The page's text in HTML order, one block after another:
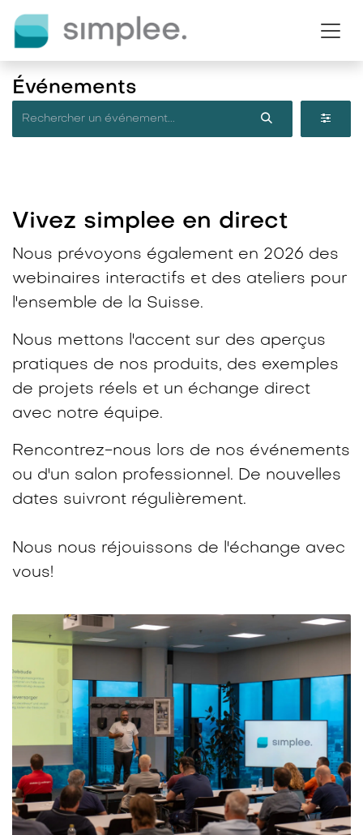
Événements
Vivez simplee en direct​
Nous prévoyons également en 2026 des
webinaires interactifs et des ateliers pour
l'ensemble de la Suisse.
Nous mettons l'accent sur des aperçus
pratiques de nos produits, des exemples
de projets réels et un échange direct
avec notre équipe.​
Rencontrez-nous lors de nos événements
ou d'un salon professionnel. De nouvelles
dates suivront régulièrement.
Nous nous réjouissons de l'échange avec
vous!